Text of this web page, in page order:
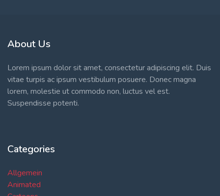
About Us
Lorem ipsum dolor sit amet, consectetur adipiscing elit. Duis
vitae turpis ac ipsum vestibulum posuere. Donec magna
lorem, molestie ut commodo non, luctus vel est.
Suspendisse potenti.
Categories
Allgemein
Animated